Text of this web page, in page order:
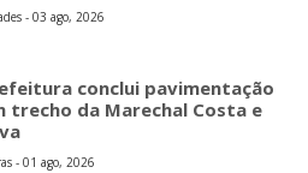
- 03 ago, 2026
conclui pavimentação
trecho da Marechal Costa e
- 01 ago, 2026